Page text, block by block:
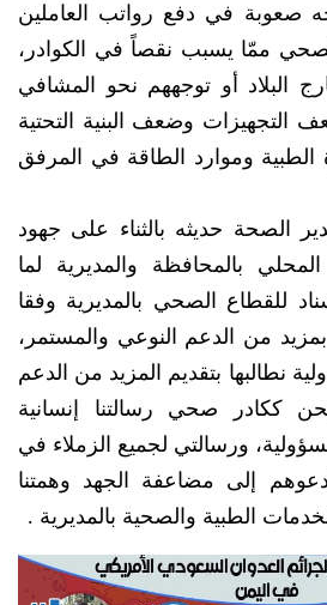
صعوبة في دفع رواتب العاملين
ممّا يسبب نقصاً في الكوادر،
البلاد أو توجههم نحو المشافي
التجهيزات وضعف البنية التحتية
الطبية وموارد الطاقة في المرفق
الصحة حديثه بالثناء على جهود
بالمحافظة والمديرية لما
للقطاع الصحي بالمديرية وفقا
من الدعم النوعي والمستمر،
نطالبها بتقديم المزيد من الدعم
ككادر صحي رسالتنا إنسانية
ورسالتي لجميع الزملاء في
إلى مضاعفة الجهد وهمتنا
الطبية والصحية بالمديرية .